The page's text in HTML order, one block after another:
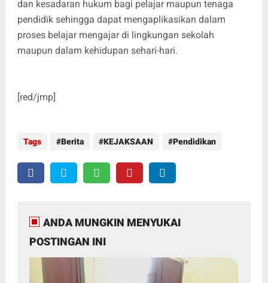
dan kesadaran hukum bagi pelajar maupun tenaga
pendidik sehingga dapat mengaplikasikan dalam
proses belajar mengajar di lingkungan sekolah
maupun dalam kehidupan sehari-hari.
[red/jmp]
Tags Berita KEJAKSAAN Pendidikan
ANDA MUNGKIN MENYUKAI
POSTINGAN INI